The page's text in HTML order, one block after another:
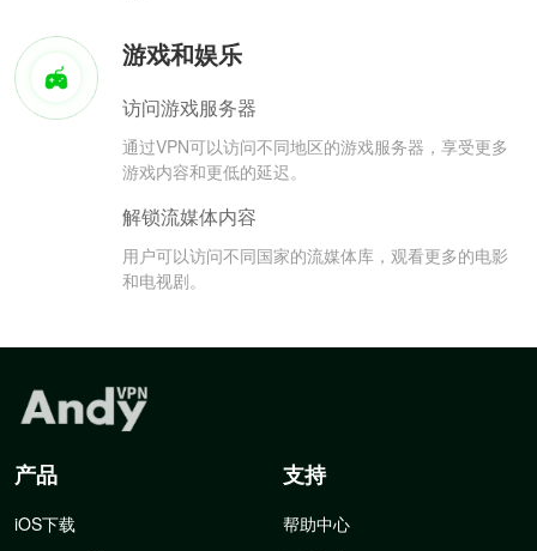
游戏和娱乐
访问游戏服务器
通过VPN可以访问不同地区的游戏服务器，享受更多
游戏内容和更低的延迟。
解锁流媒体内容
用户可以访问不同国家的流媒体库，观看更多的电影
和电视剧。
产品
iOS下载
支持
帮助中心